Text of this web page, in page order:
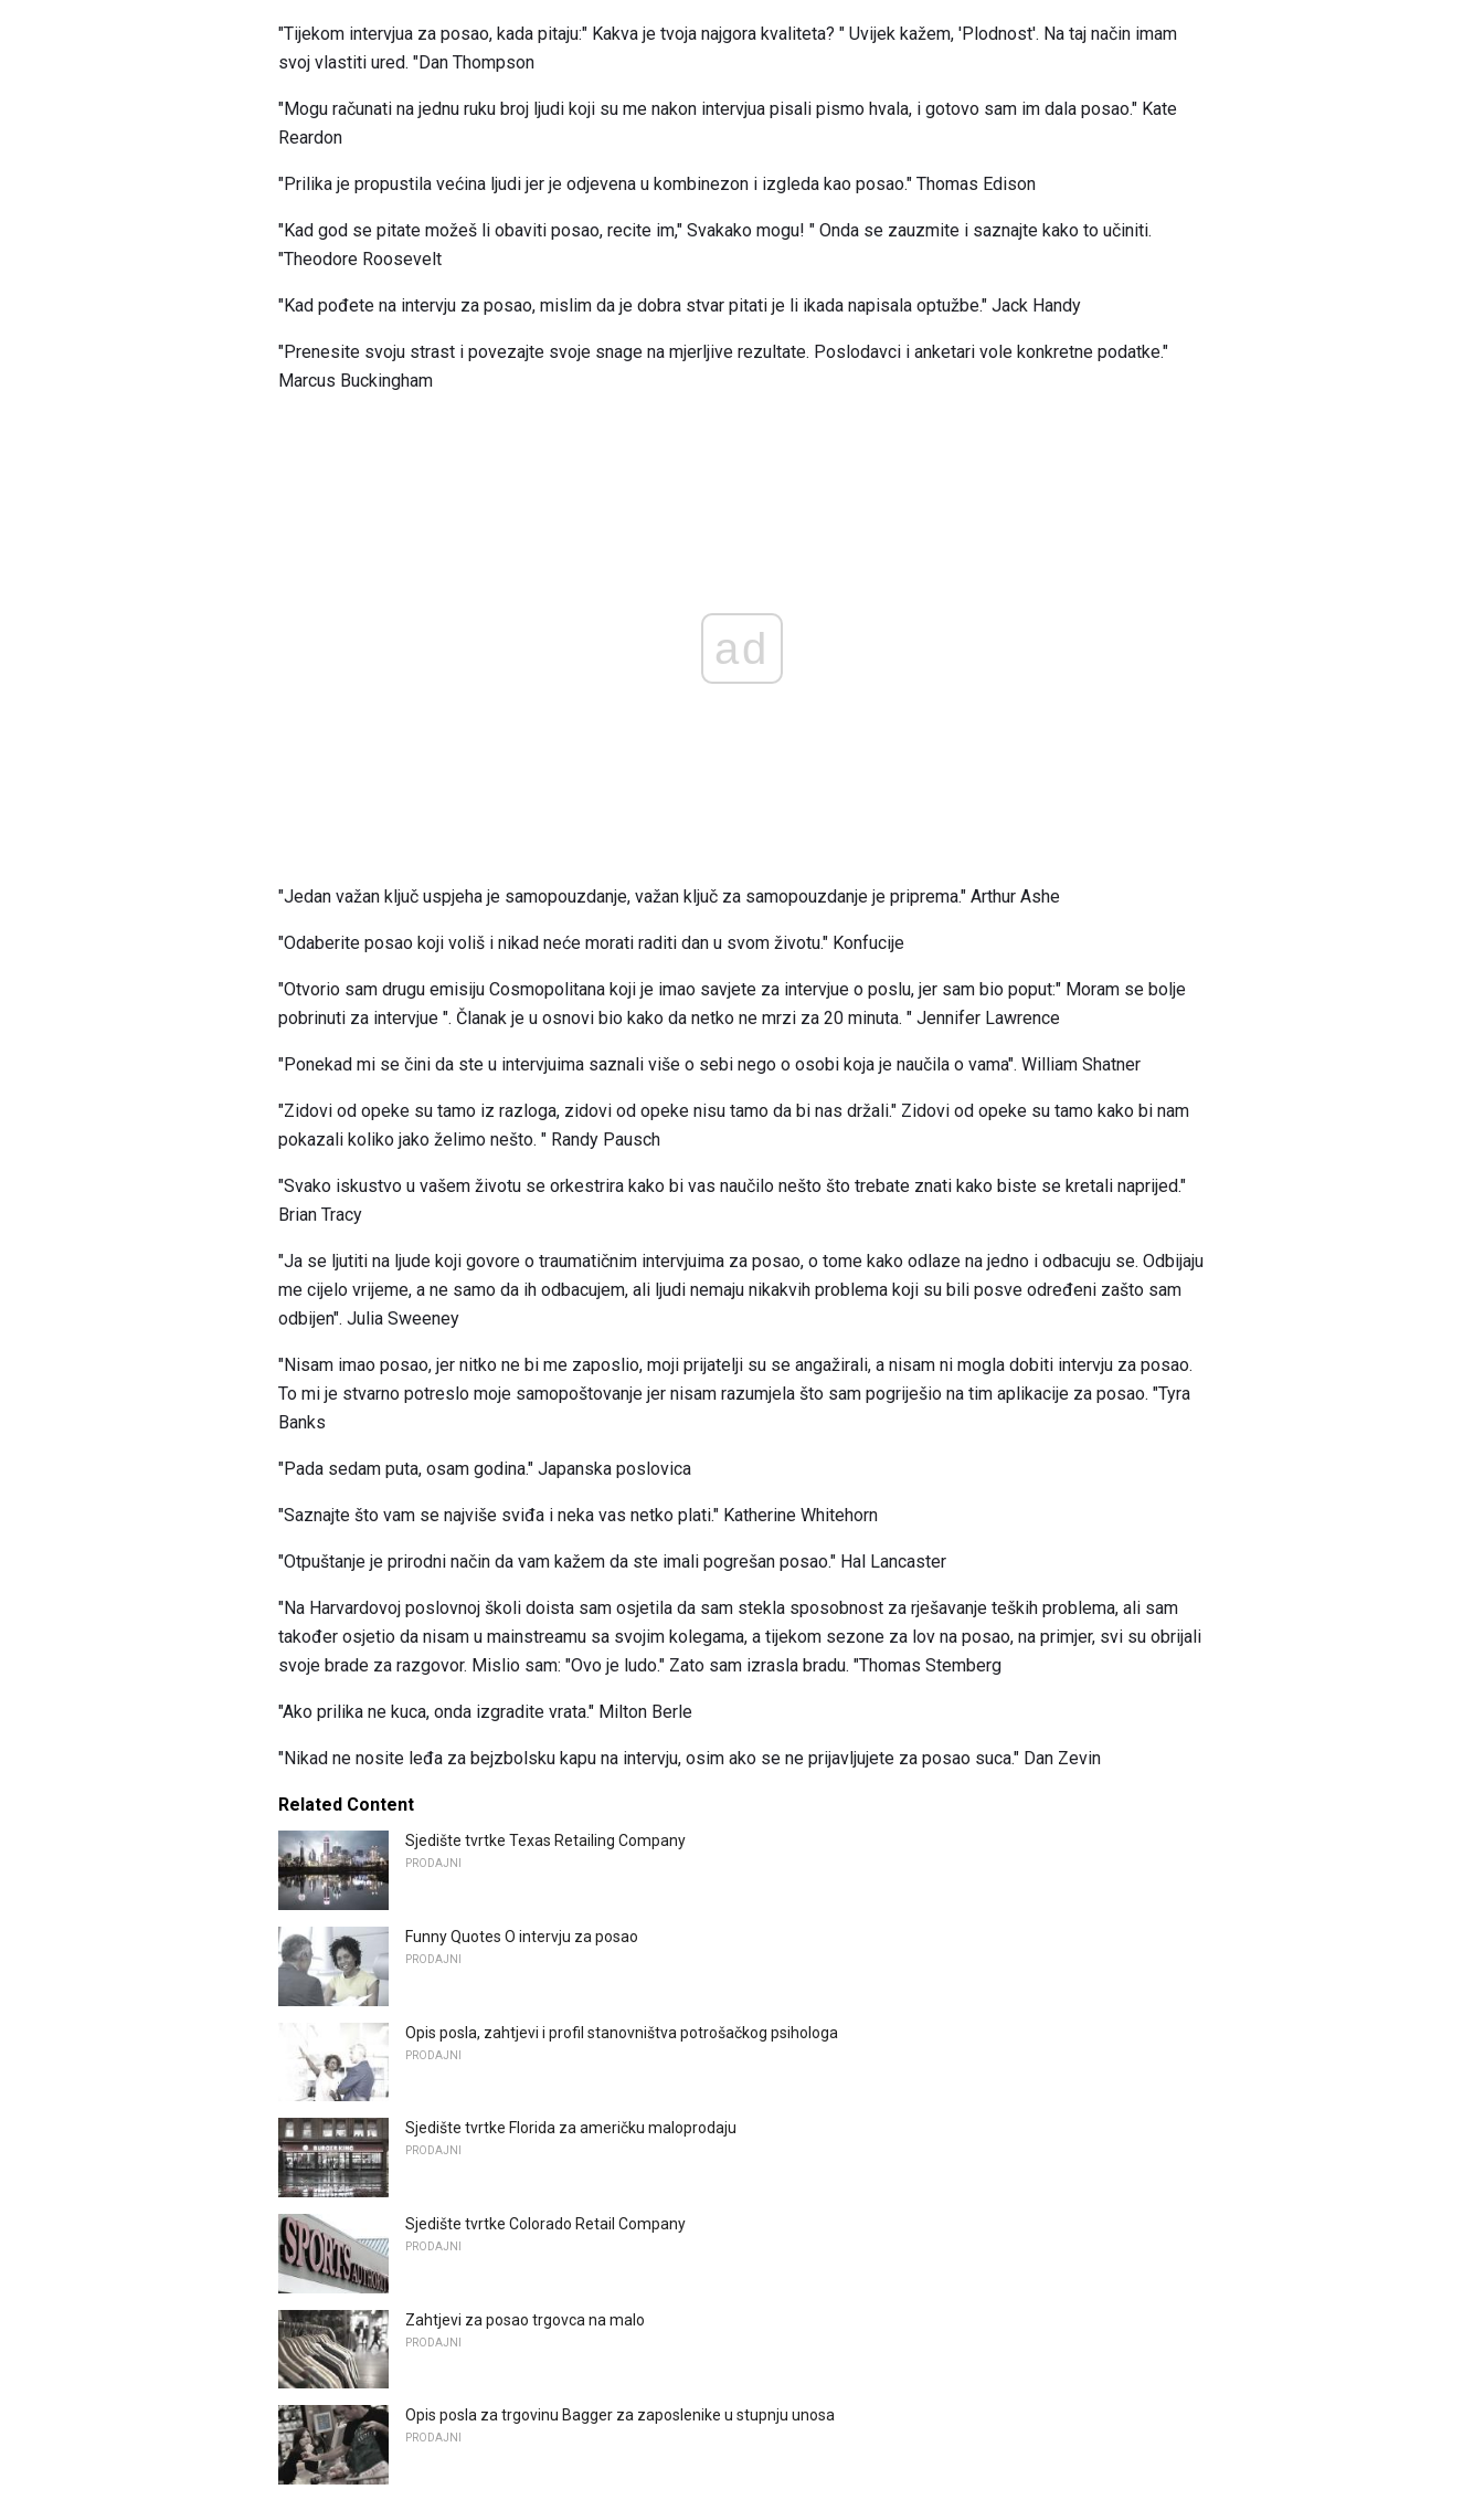
"Tijekom intervjua za posao, kada pitaju:" Kakva je tvoja najgora kvaliteta? " Uvijek kažem, 'Plodnost'. Na taj način imam
svoj vlastiti ured. "Dan Thompson
"Mogu računati na jednu ruku broj ljudi koji su me nakon intervjua pisali pismo hvala, i gotovo sam im dala posao." Kate
Reardon
"Prilika je propustila većina ljudi jer je odjevena u kombinezon i izgleda kao posao." Thomas Edison
"Kad god se pitate možeš li obaviti posao, recite im," Svakako mogu! " Onda se zauzmite i saznajte kako to učiniti.
"Theodore Roosevelt
"Kad pođete na intervju za posao, mislim da je dobra stvar pitati je li ikada napisala optužbe." Jack Handy
"Prenesite svoju strast i povezajte svoje snage na mjerljive rezultate. Poslodavci i anketari vole konkretne podatke."
Marcus Buckingham
ad
"Jedan važan ključ uspjeha je samopouzdanje, važan ključ za samopouzdanje je priprema." Arthur Ashe
"Odaberite posao koji voliš i nikad neće morati raditi dan u svom životu." Konfucije
"Otvorio sam drugu emisiju Cosmopolitana koji je imao savjete za intervjue o poslu, jer sam bio poput:" Moram se bolje
pobrinuti za intervjue ". Članak je u osnovi bio kako da netko ne mrzi za 20 minuta. " Jennifer Lawrence
"Ponekad mi se čini da ste u intervjuima saznali više o sebi nego o osobi koja je naučila o vama". William Shatner
"Zidovi od opeke su tamo iz razloga, zidovi od opeke nisu tamo da bi nas držali." Zidovi od opeke su tamo kako bi nam
pokazali koliko jako želimo nešto. " Randy Pausch
"Svako iskustvo u vašem životu se orkestrira kako bi vas naučilo nešto što trebate znati kako biste se kretali naprijed."
Brian Tracy
"Ja se ljutiti na ljude koji govore o traumatičnim intervjuima za posao, o tome kako odlaze na jedno i odbacuju se. Odbijaju
me cijelo vrijeme, a ne samo da ih odbacujem, ali ljudi nemaju nikakvih problema koji su bili posve određeni zašto sam
odbijen". Julia Sweeney
"Nisam imao posao, jer nitko ne bi me zaposlio, moji prijatelji su se angažirali, a nisam ni mogla dobiti intervju za posao.
To mi je stvarno potreslo moje samopoštovanje jer nisam razumjela što sam pogriješio na tim aplikacije za posao. "Tyra
Banks
"Pada sedam puta, osam godina." Japanska poslovica
"Saznajte što vam se najviše sviđa i neka vas netko plati." Katherine Whitehorn
"Otpuštanje je prirodni način da vam kažem da ste imali pogrešan posao." Hal Lancaster
"Na Harvardovoj poslovnoj školi doista sam osjetila da sam stekla sposobnost za rješavanje teških problema, ali sam
također osjetio da nisam u mainstreamu sa svojim kolegama, a tijekom sezone za lov na posao, na primjer, svi su obrijali
svoje brade za razgovor. Mislio sam: "Ovo je ludo." Zato sam izrasla bradu. "Thomas Stemberg
"Ako prilika ne kuca, onda izgradite vrata." Milton Berle
"Nikad ne nosite leđa za bejzbolsku kapu na intervju, osim ako se ne prijavljujete za posao suca." Dan Zevin
Related Content
Sjedište tvrtke Texas Retailing Company
PRODAJNI
Funny Quotes O intervju za posao
PRODAJNI
Opis posla, zahtjevi i profil stanovništva potrošačkog psihologa
PRODAJNI
Sjedište tvrtke Florida za američku maloprodaju
PRODAJNI
Sjedište tvrtke Colorado Retail Company
PRODAJNI
Zahtjevi za posao trgovca na malo
PRODAJNI
Opis posla za trgovinu Bagger za zaposlenike u stupnju unosa
PRODAJNI